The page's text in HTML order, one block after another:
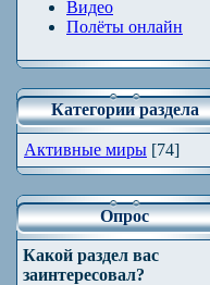
Видео
Полёты онлайн
Категории раздела
Активные миры [74]
Опрос
Какой раздел вас
заинтересовал?